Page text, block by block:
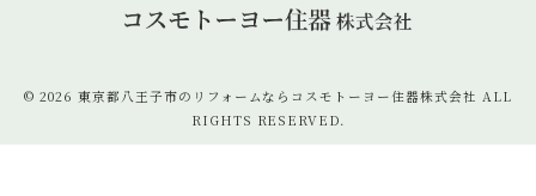
© 2026 東京都八王子市のリフォームならコスモトーヨー住器株式会社 ALL
RIGHTS RESERVED.